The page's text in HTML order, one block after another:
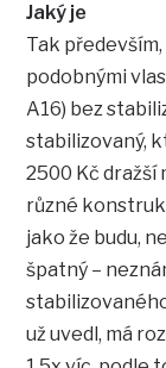
Jaký je
Tak
podobnými
A16) bez
stabilizovaný,
2500 Kč dražší
různé
jako že budu,
špatný –
už uvedl, má